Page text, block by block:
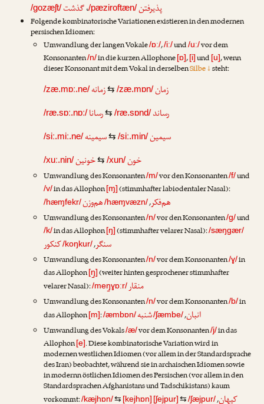
پذیرفتن/pæziroftæn/،گذشت /gozæʃt/
Folgende kombinatorische Variationen existieren in den modernen
persischen Idiomen:
Umwandlung der langen Vokale/ɒː/,/iː/und/uː/vor dem
Konsonanten/n/in die kurzen Allophone[ɒ],[i]und [u], wenn
dieser Konsonant mit dem Vokal in derselbenSilbe ↓steht:
زمان/zæ.mɒn/
⇆زمانه/zæ.mɒː.ne/
رساند /ræ.sɒnd/
⇆رسانا /ræ.sɒː.nɒː/
سیمین/siː.min/
⇆سیمینه/siː.miː.ne/
خون/xun/
⇆خونین/xuː.nin/
Umwandlung des Konsonanten/m/vor den Konsonanten/f/und
/v/in das Allophon[ɱ](stimmhafter labiodentaler Nasal):
/hæɱfekr/ هم‌فکر,
/hæɱvæzn/هم‌وزن
Umwandlung des Konsonanten/n/vor den Konsonanten/g/und
/k/in das Allophon[ŋ](stimmhafter velarer Nasal):/sæŋgær/
سنگر,
/koŋkur/کنکور
Umwandlung des Konsonanten/n/vor dem Konsonanten/ɣ/in
das Allophon[ŋ̠](weiter hinten gesprochener stimmhafter
velarer Nasal):/meŋ̠ɣɒːr/منقار
Umwandlung des Konsonanten/n/vor dem Konsonanten/b/in
das Allophon[m]:/æmbɒn/ انبان,
/ʃæmbe/شنبه
Umwandlung des Vokals/æ/vor dem Konsonanten/j/in das
Allophon[e]. Diese kombinatorische Variation wird in
modernen westlichen Idiomen (vor allem in der Standardsprache
des Iran) beobachtet, während sie in archaischen Idiomen sowie
in modernn östlichen Idiomen des Persischen (vor allem in den
Standardsprachen Afghanistans und Tadschikistans) kaum
/kæjhɒn/⇆ [kejhɒn] /ʃæjpur/
⇆
[ʃejpur]